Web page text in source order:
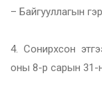
– Байгууллагын
4. Сонирхсон
оны 8-р сарын 31-